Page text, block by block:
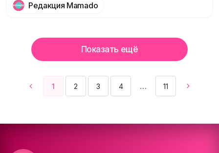
Редакция Mamado
1 2 3 4 11
Показать ещё